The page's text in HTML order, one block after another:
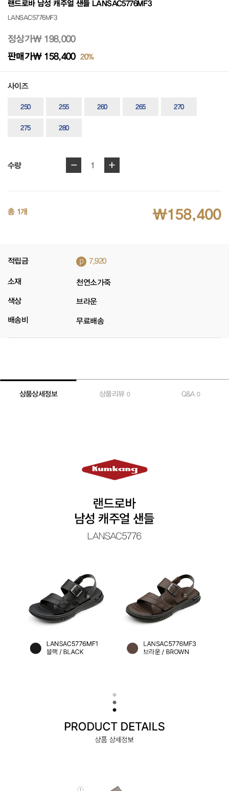
랜드로바 남성 캐주얼 샌들 LANSAC5776MF3
LANSAC5776MF3
정상가₩ 198,000
판매가₩ 158,400 20%
사이즈
250 255 260 265 270
275 280
수량 - 1 +
총 1개 ₩158,400
적립금 p 7,920
소재 천연소가죽
색상 브라운
배송비 무료배송
상품상세정보 상품리뷰 0 Q&A0